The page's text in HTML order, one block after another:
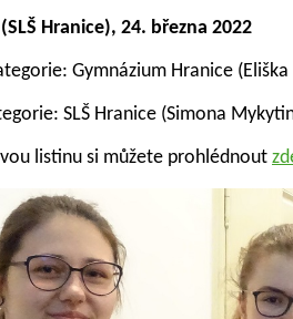
Hranice), 24. března 2022
Gymnázium Hranice
SLŠ Hranice (Simona
listinu si můžete prohlédnout